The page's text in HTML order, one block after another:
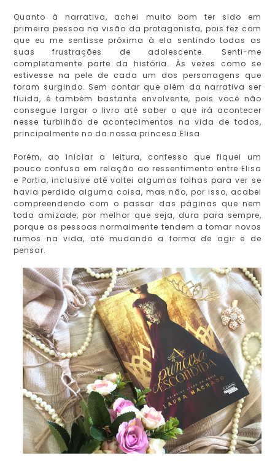
Quanto à narrativa, achei muito bom ter sido em
primeira pessoa na visão da protagonista, pois fez com
que eu me sentisse próxima à ela sentindo todas as
suas frustrações de adolescente. Senti-me
completamente parte da história. Às vezes como se
estivesse na pele de cada um dos personagens que
foram surgindo. Sem contar que além da narrativa ser
fluida, é também bastante envolvente, pois você não
consegue largar o livro até saber o que irá acontecer
nesse turbilhão de acontecimentos na vida de todos,
principalmente no da nossa princesa Elisa.
Porém, ao iniciar a leitura, confesso que fiquei um
pouco confusa em relação ao ressentimento entre Elisa
e Portia, inclusive até voltei algumas folhas para ver se
havia perdido alguma coisa, mas não, por isso, acabei
compreendendo com o passar das páginas que nem
toda amizade, por melhor que seja, dura para sempre,
porque as pessoas normalmente tendem a tomar novos
rumos na vida, até mudando a forma de agir e de
pensar.